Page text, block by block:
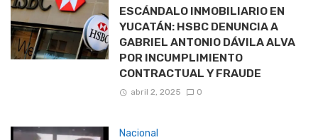
ESCÁNDALO INMOBILIARIO EN
YUCATÁN: HSBC DENUNCIA A
GABRIEL ANTONIO DÁVILA ALVA
POR INCUMPLIMIENTO
CONTRACTUAL Y FRAUDE
abril 2, 2025 0
Nacional